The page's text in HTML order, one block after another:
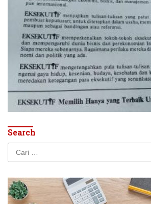
Search
Cari
untuk: